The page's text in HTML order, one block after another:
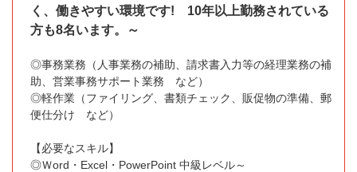
く、働きやすい環境です! 10年以上勤務されている
方も8名います。～
◎事務業務（人事業務の補助、請求書入力等の経理業務の補
助、営業事務サポート業務 など）
◎軽作業（ファイリング、書類チェック、販促物の準備、郵
便仕分け など）
【必要なスキル】
◎Ｗord・Excel・PowerPoint 中級レベル～